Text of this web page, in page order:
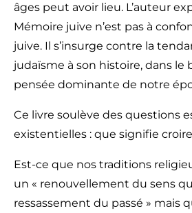
âges peut avoir lieu. L’auteur
Mémoire juive n’est pas à
juive. Il s’insurge contre la
judaïsme à son histoire, dans le
pensée dominante de notre
Ce livre soulève des questions
existentielles : que signifie
Est-ce que nos traditions
un « renouvellement du sens
ressassement du passé » mais